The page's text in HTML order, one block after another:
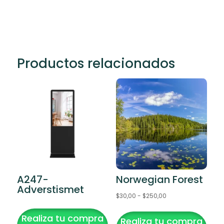
Productos relacionados
A247-
Adverstismet
Realiza tu compra
Norwegian Forest
$30,00 - $250,00Rango
precios:
producto
Realiza tu compra